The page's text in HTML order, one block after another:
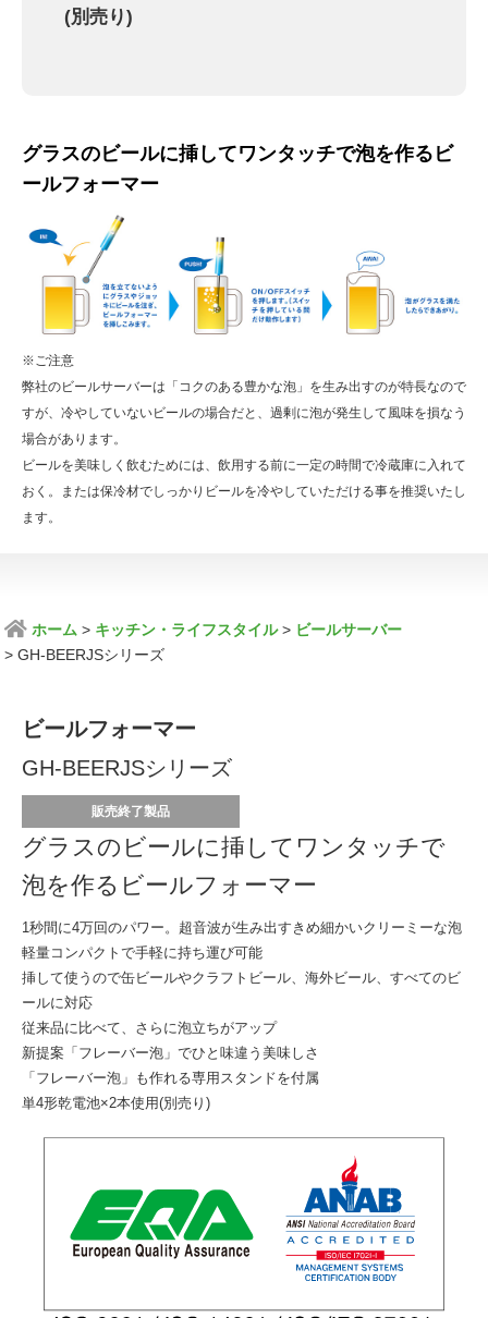
(別売り)
グラスのビールに挿してワンタッチで泡を作るビ
ールフォーマー
※ご注意
弊社のビールサーバーは「コクのある豊かな泡」を生み出すのが特長なので
すが、冷やしていないビールの場合だと、過剰に泡が発生して風味を損なう
場合があります。
ビールを美味しく飲むためには、飲用する前に一定の時間で冷蔵庫に入れて
おく。または保冷材でしっかりビールを冷やしていただける事を推奨いたし
ます。
ホーム キッチン・ライフスタイル
ビールサーバー
GH-BEERJSシリーズ
ビールフォーマー
GH-BEERJSシリーズ
販売終了製品
グラスのビールに挿してワンタッチで
泡を作るビールフォーマー
1秒間に4万回のパワー。超音波が生み出すきめ細かいクリーミーな泡
軽量コンパクトで手軽に持ち運び可能
挿して使うので缶ビールやクラフトビール、海外ビール、すべてのビ
ールに対応
従来品に比べて、さらに泡立ちがアップ
新提案「フレーバー泡」でひと味違う美味しさ
「フレーバー泡」も作れる専用スタンドを付属
単4形乾電池×2本使用(別売り)